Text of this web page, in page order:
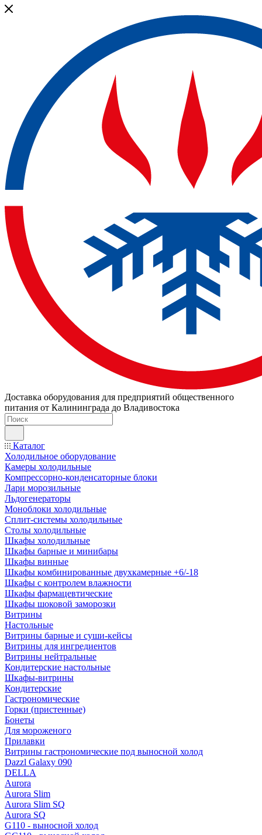
Доставка оборудования для предприятий общественного
питания от Калининграда до Владивостока
Каталог
Холодильное оборудование
Камеры холодильные
Компрессорно-конденсаторные блоки
Лари морозильные
Льдогенераторы
Моноблоки холодильные
Сплит-системы холодильные
Столы холодильные
Шкафы холодильные
Шкафы барные и минибары
Шкафы винные
Шкафы комбинированные двухкамерные +6/-18
Шкафы с контролем влажности
Шкафы фармацевтические
Шкафы шоковой заморозки
Витрины
Настольные
Витрины барные и суши-кейсы
Витрины для ингредиентов
Витрины нейтральные
Кондитерские настольные
Шкафы-витрины
Кондитерские
Гастрономические
Горки (пристенные)
Бонеты
Для мороженого
Прилавки
Витрины гастрономические под выносной холод
Dazzl Galaxy 090
DELLA
Aurora
Aurora Slim
Aurora Slim SQ
Aurora SQ
G110 - выносной холод